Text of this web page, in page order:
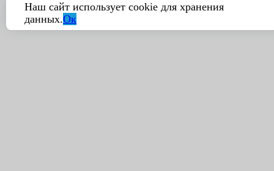
Наш сайт использует cookie для хранения
данных.Ок